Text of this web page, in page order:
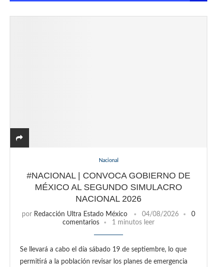
Nacional
#NACIONAL | CONVOCA GOBIERNO DE
MÉXICO AL SEGUNDO SIMULACRO
NACIONAL 2026
por Redacción Ultra Estado México 04/08/2026
0
comentarios
1 minutos leer
Se llevará a cabo el día sábado 19 de septiembre, lo que
permitirá a la población revisar los planes de emergencia